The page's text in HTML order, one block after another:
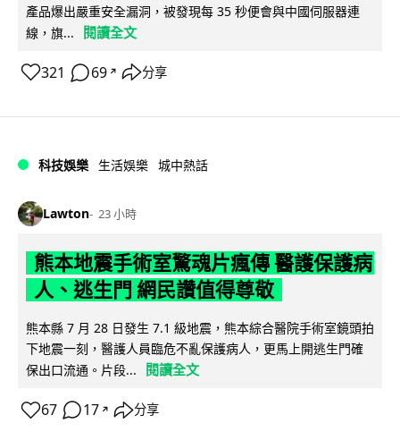
產品爆出嚴重安全漏洞，被發現每 35 秒便會與中國伺服器連
線，旗...
閱讀全文
321 69 ↗ 分享
科技娛樂 生活娛樂 城中熱話
Lawton 23 小時
熊本地震手術室驚魂片瘋傳 醫護保護病
人、逃生門 網民讚值得尊敬
熊本縣 7 月 28 日發生 7.1 級地震，熊本綜合醫院手術室鏡頭拍
下地震一刻，醫護人員臨危不亂保護病人，更馬上開逃生門確
保出口流通。片段...
閱讀全文
67 17 ↗ 分享